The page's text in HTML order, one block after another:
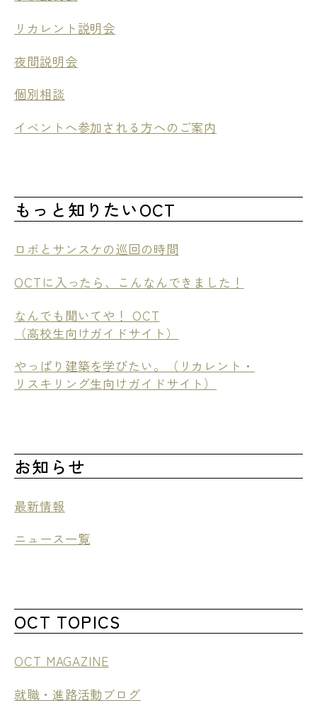
リカレント説明会
夜間説明会
個別相談
イベントへ参加される方へのご案内
もっと知りたいOCT
ロボとサンスケの巡回の時間
OCTに入ったら、こんなんできました！
なんでも聞いてや！ OCT
（高校生向けガイドサイト）
やっぱり建築を学びたい。（リカレント・
リスキリング生向けガイドサイト）
お知らせ
最新情報
ニュース一覧
OCT TOPICS
OCT MAGAZINE
就職・進路活動ブログ